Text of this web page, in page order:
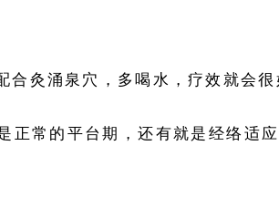
合灸涌泉穴，多喝水，疗效就会很
正常的平台期，还有就是经络适